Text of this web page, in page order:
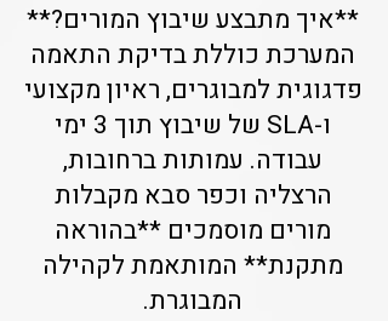
**איך מתבצע שיבוץ המורים?**
המערכת כוללת בדיקת התאמה
פדגוגית למבוגרים, ראיון מקצועי
ו-SLA של שיבוץ תוך 3 ימי
עבודה. עמותות ברחובות,
הרצליה וכפר סבא מקבלות
מורים מוסמכים **בהוראה
מתקנת** המותאמת לקהילה
המבוגרת.